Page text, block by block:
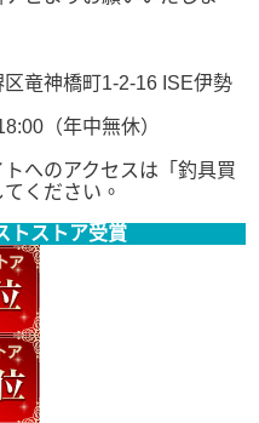
区竜神橋町1-2-16 ISE伊勢
（年中無休）
へのアクセスは「釣具買
ください。
トストア受賞